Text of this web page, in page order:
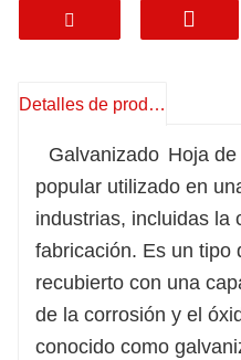
años sin necesidad de
Versatilidad:
utilizar en una amplia
techos y revestimientos
electrodomésticos para
lo convierte en una
industrias diferentes.
Fácil Mantenimiento:
requiere muy poco
Detalles de producto
Galvanizado Hoja
popular utilizado en
industrias, incluidas la
fabricación. Es un tipo
recubierto con una
de la corrosión y el
conocido como